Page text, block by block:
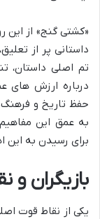
«کشتی گنج» از این
داستانی پر از
تم اصلی داستان،
درباره ارزش های
حفظ تاریخ و
به عمق این
برای رسیدن به این
بازیگران
یکی از نقاط قوت